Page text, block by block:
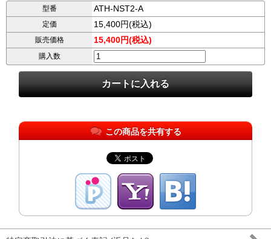
型番 ATH-NST2-A
定価 15,400円(税込)
販売価格 15,400円(税込)
購入数
この商品を共有する